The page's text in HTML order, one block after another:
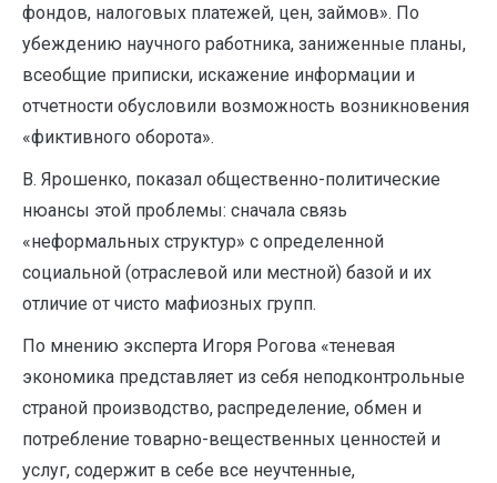
фондов, налоговых платежей, цен, займов». По
убеждению научного работника, заниженные планы,
всеобщие приписки, искажение информации и
отчетности обусловили возможность возникновения
«фиктивного оборота».
В. Ярошенко, показал общественно-политические
нюансы этой проблемы: сначала связь
«неформальных структур» с определенной
социальной (отраслевой или местной) базой и их
отличие от чисто мафиозных групп.
По мнению эксперта Игоря Рогова «теневая
экономика представляет из себя неподконтрольные
страной производство, распределение, обмен и
потребление товарно-вещественных ценностей и
услуг, содержит в себе все неучтенные,